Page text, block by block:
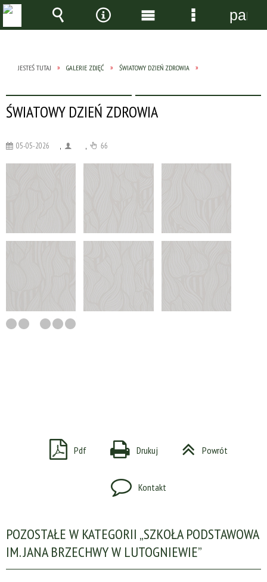
JESTEŚ TUTAJ GALERIE ZDJĘĆ ŚWIATOWY DZIEŃ ZDROWIA
ŚWIATOWY DZIEŃ ZDROWIA
05-05-2026 66
Pdf Drukuj Powrót
Kontakt
POZOSTAŁE W KATEGORII „SZKOŁA PODSTAWOWA
IM. JANA BRZECHWY W LUTOGNIEWIE”
Wyszukiwarka
Narzędzia
Menu Menu
panel